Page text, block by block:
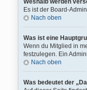
Weshalb werden
Es ist der Board-
Nach oben
Was ist eine
Wenn du Mitglied in
festzulegen. Ein
Nach oben
Was bedeutet der